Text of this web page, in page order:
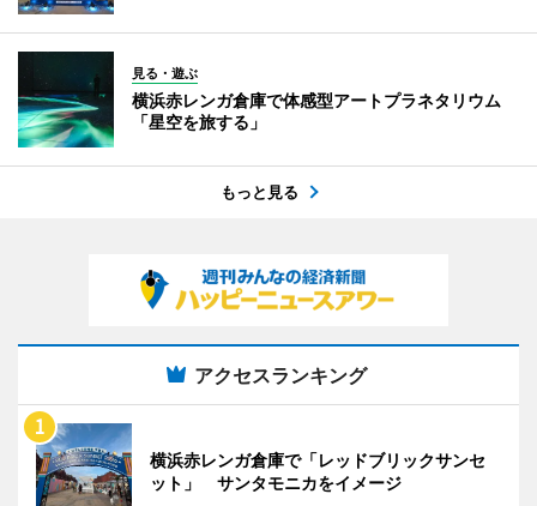
見る・遊ぶ
横浜赤レンガ倉庫で体感型アートプラネタリウム
「星空を旅する」
もっと見る
アクセスランキング
横浜赤レンガ倉庫で「レッドブリックサンセ
ット」 サンタモニカをイメージ